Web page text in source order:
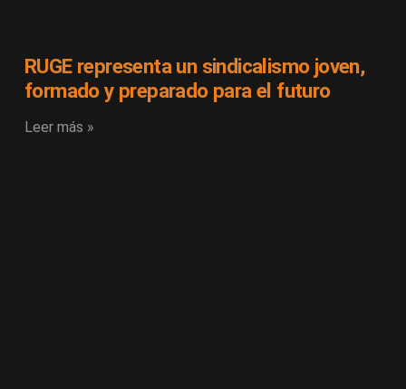
RUGE representa un sindicalismo joven,
formado y preparado para el futuro
Leer más »